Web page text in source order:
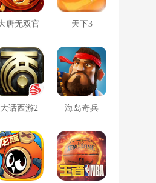
唐无双官 天下3
大话西游2 海岛奇兵